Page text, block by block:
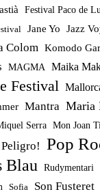
Festival Paco de
Jane Yo
Jazz
Colom Komodo
MAGMA Maika
Festival
Mantra Maria
Serra Mon Joan
Peligro!
Pop
Blau
Rudymentari
Sofia Son Fusteret